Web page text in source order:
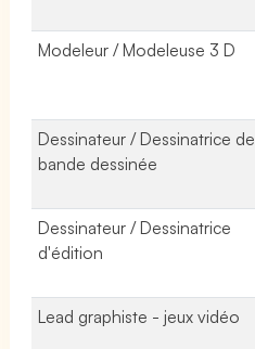
Modeleur / Modeleuse 3 D
Dessinateur / Dessinatrice de
bande dessinée
Dessinateur / Dessinatrice
d'édition
Lead graphiste - jeux vidéo